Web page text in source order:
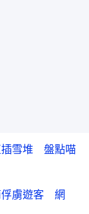
插雪堆 盤點喵
俘虜遊客 網